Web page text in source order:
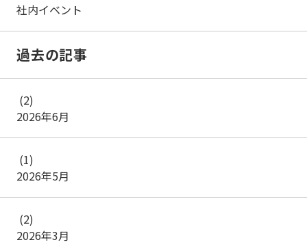
社内イベント
過去の記事
2026年6月
(2)
2026年5月
(1)
2026年3月
(2)